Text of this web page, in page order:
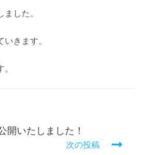
した。
きます。
開いたしました！
次の投稿